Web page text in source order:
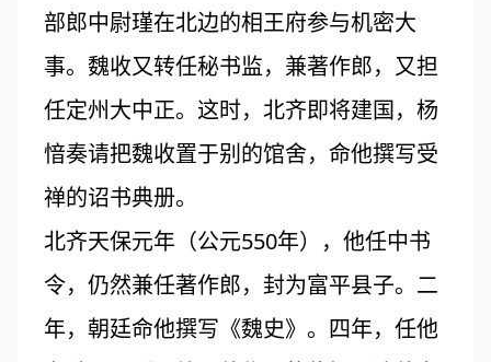
部郎中尉瑾在北边的相王府参与机密大
事。魏收又转任秘书监，兼著作郎，又担
任定州大中正。这时，北齐即将建国，杨
愔奏请把魏收置于别的馆舍，命他撰写受
禅的诏书典册。
北齐天保元年（公元550年），他任中书
令，仍然兼任著作郎，封为富平县子。二
年，朝廷命他撰写《魏史》。四年，任他